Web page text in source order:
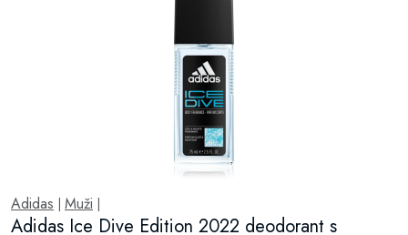
Adidas Muži
Adidas Ice Dive Edition 2022 deodorant s